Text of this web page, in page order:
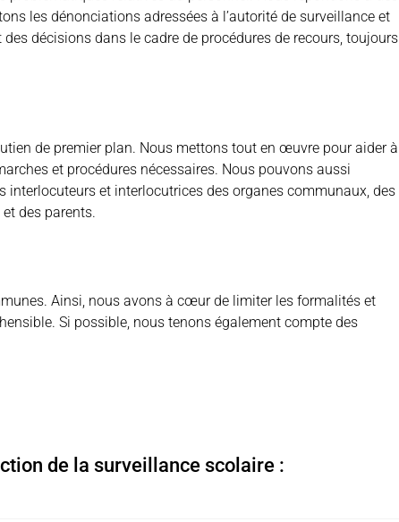
les dénonciations adressées à l’autorité de surveillance et
décisions dans le cadre de procédures de recours, toujours
de premier plan. Nous mettons tout en œuvre pour aider à
et procédures nécessaires. Nous pouvons aussi
et interlocutrices des organes communaux, des
des parents.
Ainsi, nous avons à cœur de limiter les formalités et
Si possible, nous tenons également compte des
de la surveillance scolaire :